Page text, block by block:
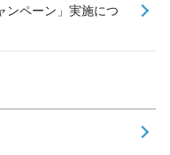
ンペーン」実施につ